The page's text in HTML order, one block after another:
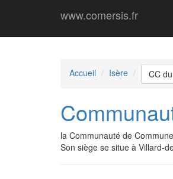
www.comersis.fr
Accueil Isère CC
la Communauté de
Son siège se situe à Villard-